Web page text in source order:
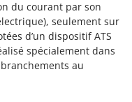
du courant par son
seulement sur
d’un dispositif ATS
spécialement dans
au